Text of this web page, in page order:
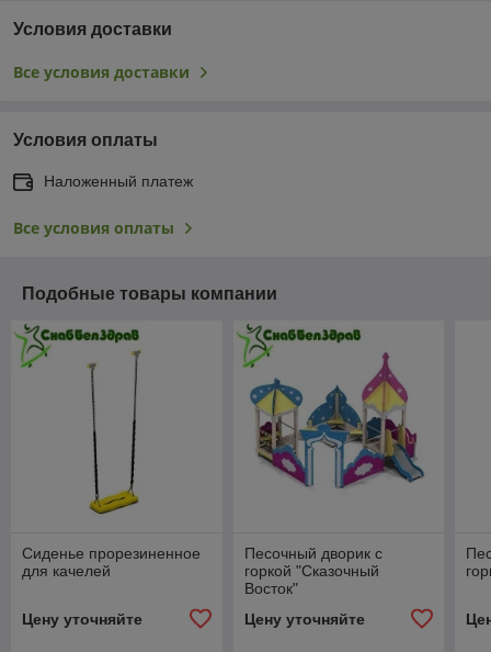
Условия доставки
Все условия доставки
Условия оплаты
Наложенный платеж
Все условия оплаты
Подобные товары компании
Сиденье прорезиненное
для качелей
Цену уточняйте
Песочный дворик с
горкой "Сказочный
Восток"
Цену уточняйте